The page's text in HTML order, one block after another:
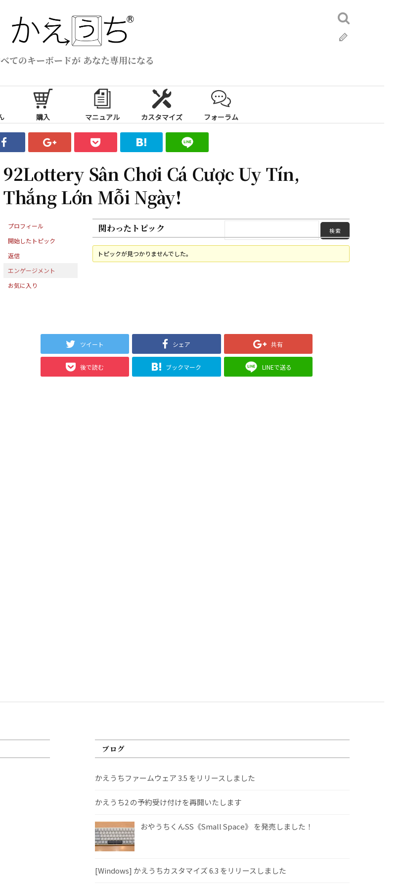
てのキーボードが あなた専用になる
検
索:
購入 マニュアル カスタマイズ フォーラム
92Lottery Sân Chơi Cá Cược Uy Tín,
Thắng Lớn Mỗi Ngày!
プロフィール
開始したトピック
返信
エンゲージメント
お気に入り
関わったトピック
トピックが見つかりませんでした。
ツイート シェア 共有
後で読む ブックマーク LINEで送る
ブログ
かえうちファームウェア 3.5 をリリースしました
かえうち2 の予約受け付けを再開いたします
おやうちくんSS《Small Space》 を発売しました！
[Windows] かえうちカスタマイズ 6.3 をリリースしました